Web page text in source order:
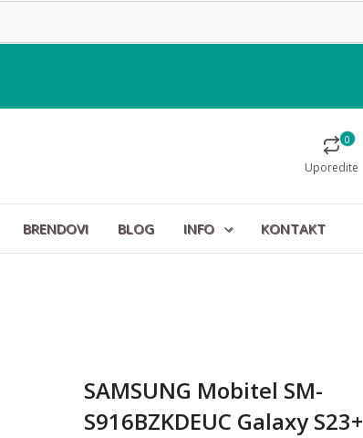
0
Uporedite
BRENDOVI BLOG INFO KONTAKT
SAMSUNG Mobitel SM-
S916BZKDEUC Galaxy S23+